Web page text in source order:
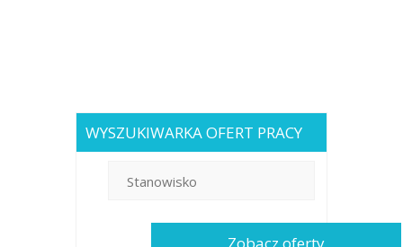
WYSZUKIWARKA OFERT PRACY